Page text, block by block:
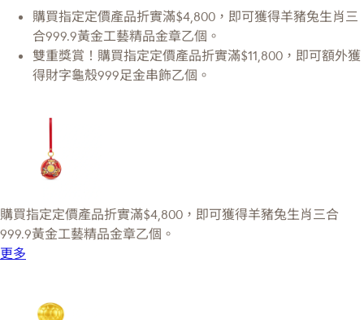
購買指定定價產品折實滿$4,800，即可獲得羊豬兔生肖三
合999.9黃金工藝精品金章乙個。
雙重獎賞！購買指定定價產品折實滿$11,800，即可額外獲
得財字龜殼999足金串飾乙個。
購買指定定價產品折實滿$4,800，即可獲得羊豬兔生肖三合
999.9黃金工藝精品金章乙個。
更多